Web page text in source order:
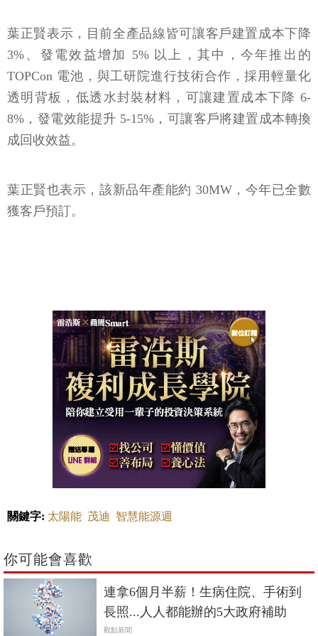
葉正賢表示，目前全產品線皆可讓客戶建置成本下降
3%、發電效益增加 5% 以上，其中，今年推出的
TOPCon 電池，與工研院進行技術合作，採用輕量化
透明背板，低透水封裝材料，可讓建置成本下降 6-
8%，發電效能提升 5-15%，可讓客戶將建置成本轉換
成回收效益。
葉正賢也表示，該新品年產能約 30MW，今年已全數
獲客戶預訂。
關鍵字: 太陽能 茂迪 智慧能源週
你可能會喜歡
連拿6個月半薪！生病住院、手術到
長照...人人都能辦的5大政府補助
觀點新聞